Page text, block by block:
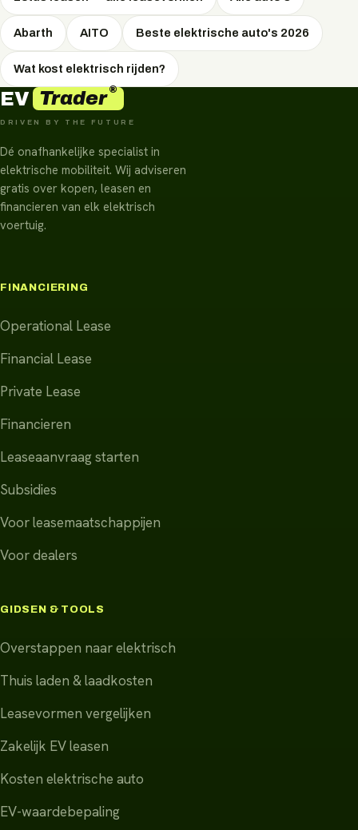
Abarth AITO Beste elektrische auto's 2026
Wat kost elektrisch rijden?
EV Trader®
DRIVEN BY THE FUTURE
Dé onafhankelijke specialist in
elektrische mobiliteit. Wij adviseren
gratis over kopen, leasen en
financieren van elk elektrisch
voertuig.
FINANCIERING
Operational Lease
Financial Lease
Private Lease
Financieren
Leaseaanvraag starten
Subsidies
Voor leasemaatschappijen
Voor dealers
GIDSEN & TOOLS
Overstappen naar elektrisch
Thuis laden & laadkosten
Leasevormen vergelijken
Zakelijk EV leasen
Kosten elektrische auto
EV-waardebepaling